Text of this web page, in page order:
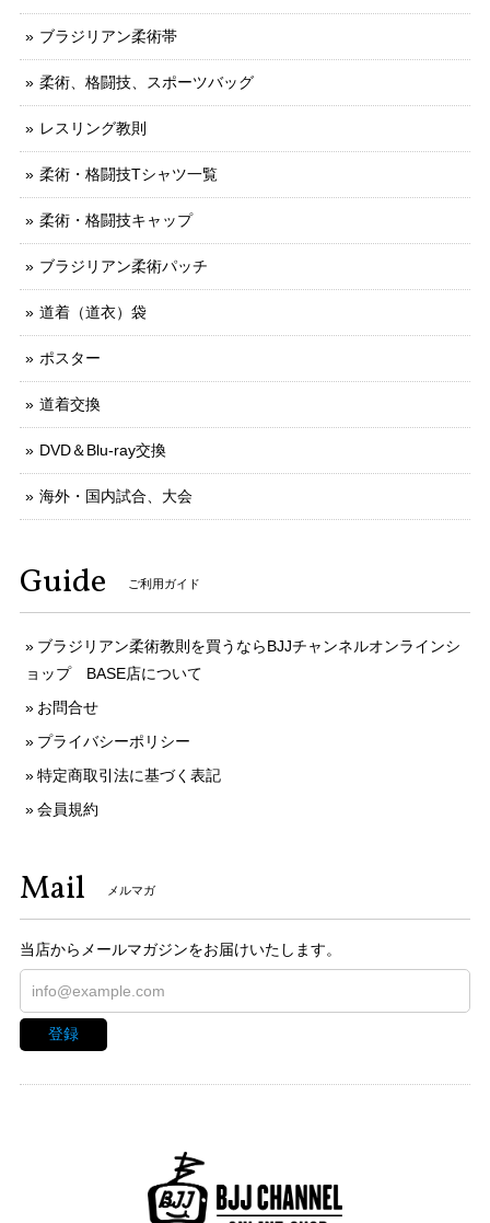
ブラジリアン柔術帯
柔術、格闘技、スポーツバッグ
レスリング教則
柔術・格闘技Tシャツ一覧
柔術・格闘技キャップ
ブラジリアン柔術パッチ
道着（道衣）袋
ポスター
道着交換
DVD＆Blu-ray交換
海外・国内試合、大会
Guide ご利用ガイド
ブラジリアン柔術教則を買うならBJJチャンネルオンラインシ
ョップ BASE店について
お問合せ
プライバシーポリシー
特定商取引法に基づく表記
会員規約
Mail メルマガ
当店からメールマガジンをお届けいたします。
登録